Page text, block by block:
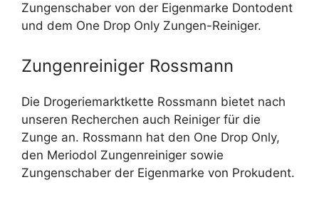
Zungenschaber von der Eigenmarke Dontodent
und dem One Drop Only Zungen-Reiniger.
Zungenreiniger Rossmann
Die Drogeriemarktkette Rossmann bietet nach
unseren Recherchen auch Reiniger für die
Zunge an. Rossmann hat den One Drop Only,
den Meriodol Zungenreiniger sowie
Zungenschaber der Eigenmarke von Prokudent.